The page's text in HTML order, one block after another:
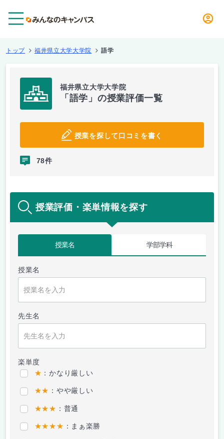
トップ 福井県立大学大学院 語学
福井県立大学大学院
「語学」の授業評価一覧
授業を探して口コミを書く
78件
授業評価・楽単情報を探す
授業名 学部学科
授業名
先生名
楽単度
★ ：かなり厳しい
★★ ：やや厳しい
★★★ ：普通
★★★★ ：まぁ楽勝